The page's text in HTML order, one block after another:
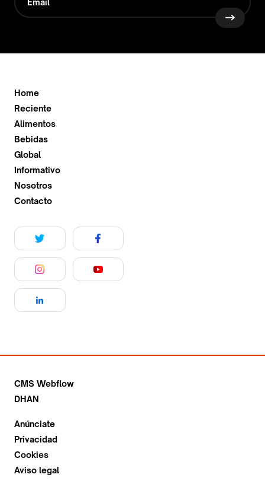
Home
Reciente
Alimentos
Bebidas
Global
Informativo
Nosotros
Contacto
CMS Webflow
DHAN
Anúnciate
Privacidad
Cookies
Aviso legal